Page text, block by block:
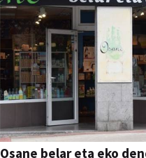
Osane belar eta eko